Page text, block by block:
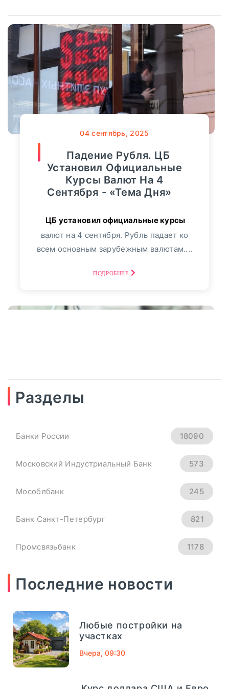
04 сентябрь, 2025
Падение Рубля. ЦБ
Установил Официальные
Курсы Валют На 4
Сентября - «Тема Дня»
валют на 4 сентября. Рубль падает ко
всем основным зарубежным валютам....
ПОДРОБНЕЕ
Рубль Теряет Высоту.
Юаня На 4 Сентября -
всем основным мировым валютам.
Разделы
Банки России 18090
Московский Индустриальный Банк 573
Мособлбанк 245
Банк Санкт-Петербург 821
Промсвязьбанк 1178
Внешпромбанк
Банк Югра
1013
Последние новости
Любые постройки на
участках
Вчера, 09:30